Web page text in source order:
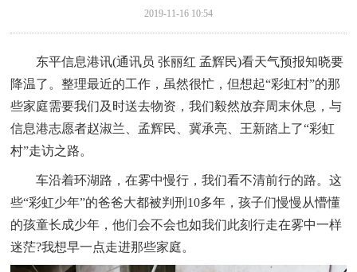
2019-11-16 10:54
东平信息港讯(通讯员 张丽红 孟辉民)看天气预报知晓要
降温了。整理最近的工作，虽然很忙，但想起“彩虹村”的那
些家庭需要我们及时送去物资，我们毅然放弃周末休息，与
信息港志愿者赵淑兰、孟辉民、冀承亮、王新踏上了“彩虹
村”走访之路。
车沿着环湖路，在雾中慢行，我们看不清前行的路。这
些“彩虹少年”的爸爸大都被判刑10多年，孩子们慢慢从懵懂
的孩童长成少年，他们会不会也如我们此刻行走在雾中一样
迷茫?我想早一点走进那些家庭。